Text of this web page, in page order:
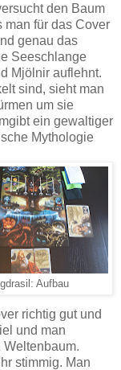
den Baum
man für das Cover
genau das
Seeschlange
Mjölnir auflehnt.
sind, sieht man
um sie
ein gewaltiger
Mythologie
Aufbau
richtig gut und
und man
stimmig. Man